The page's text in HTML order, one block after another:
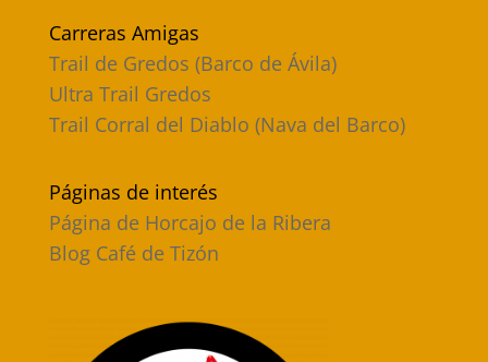
Carreras Amigas
Trail de Gredos (Barco de Ávila)
Ultra Trail Gredos
Trail Corral del Diablo (Nava del Barco)
Páginas de interés
Página de Horcajo de la Ribera
Blog Café de Tizón